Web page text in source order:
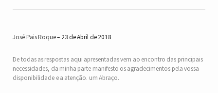
José Pais Roque 23 de Abril de 2018
De todas as respostas aqui apresentadas vem ao encontro das principais
necessidades, da minha parte manifesto os agradecimentos pela vossa
disponibilidade e a atenção. um Abraço.